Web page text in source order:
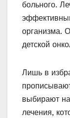
больного.
организма.
детской
Лишь в
выбирают
лечения,